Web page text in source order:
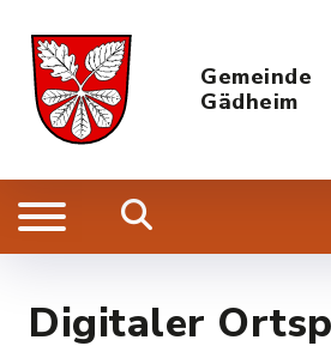
Gemeinde
Gädheim
Digitaler